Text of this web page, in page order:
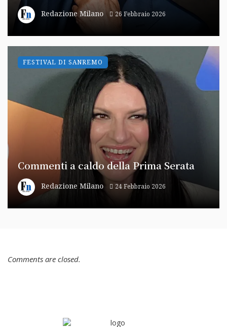
Redazione Milano 26 Febbraio 2026
Commenti a caldo della Prima Serata
Redazione Milano 24 Febbraio 2026
FESTIVAL DI SANREMO
Comments are closed.